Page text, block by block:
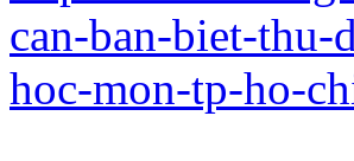
can-ban-biet-
hoc-mon-tp-ho-